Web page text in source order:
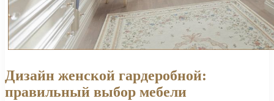
Дизайн женской гардеробной:
правильный выбор мебели